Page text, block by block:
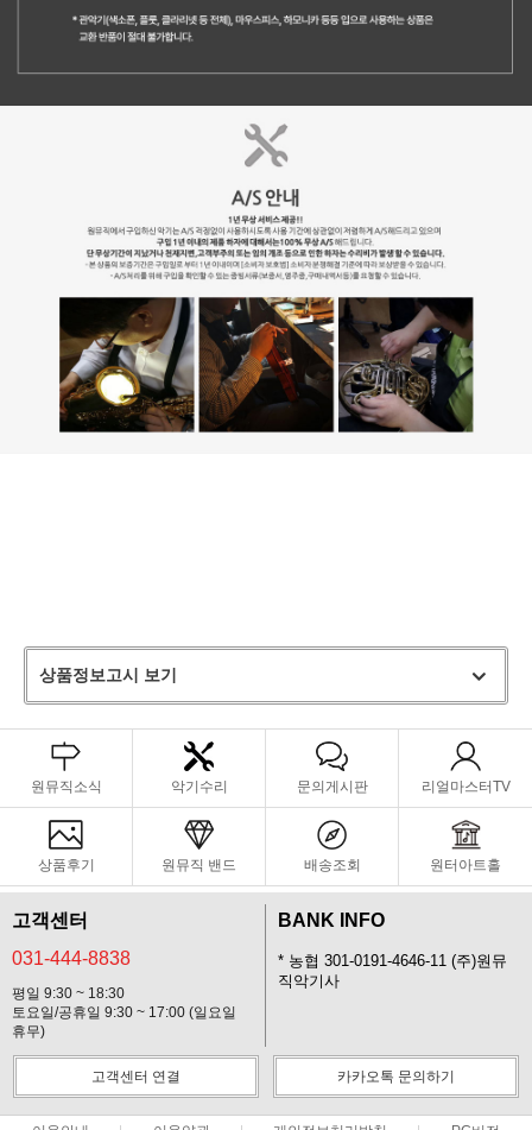
상품정보고시 보기
원뮤직소식 악기수리 문의게시판 리얼마스터TV
상품후기 원뮤직 밴드 배송조회 원터아트홀
고객센터
031-444-8838
평일 9:30 ~ 18:30
토요일/공휴일 9:30 ~ 17:00 (일요일
휴무)
BANK INFO
* 농협 301-0191-4646-11 (주)원뮤
직악기사
고객센터 연결 카카오톡 문의하기